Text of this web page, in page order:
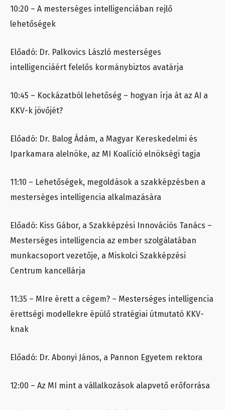
10:20 – A mesterséges intelligenciában rejlő
lehetőségek
Előadó: Dr. Palkovics László mesterséges
intelligenciáért felelős kormánybiztos avatárja
10:45 – Kockázatból lehetőség – hogyan írja át az AI a
KKV-k jövőjét?
Előadó: Dr. Balog Ádám, a Magyar Kereskedelmi és
Iparkamara alelnöke, az MI Koalíció elnökségi tagja
11:10 – Lehetőségek, megoldások a szakképzésben a
mesterséges intelligencia alkalmazására
Előadó: Kiss Gábor, a Szakképzési Innovációs Tanács –
Mesterséges intelligencia az ember szolgálatában
munkacsoport vezetője, a Miskolci Szakképzési
Centrum kancellárja
11:35 – MIre érett a cégem? – Mesterséges intelligencia
érettségi modellekre épülő stratégiai útmutató KKV-
knak
Előadó: Dr. Abonyi János, a Pannon Egyetem rektora
12:00 – Az MI mint a vállalkozások alapvető erőforrása